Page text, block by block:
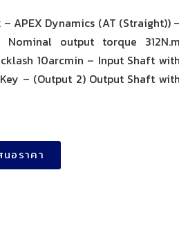
APEX Dynamics (AT (Straight)) –
output torque 312N.m
10arcmin – Input Shaft with
– (Output 2) Output Shaft with
นอราคา